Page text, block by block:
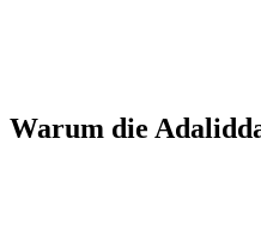
Warum die